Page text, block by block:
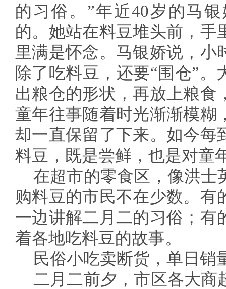
的习俗。”年近40岁的马
的。她站在料豆堆头前，手
里满是怀念。马银娇说，小
除了吃料豆，还要“围仓”
出粮仓的形状，再放上粮食
童年往事随着时光渐渐模糊
却一直保留了下来。如今每
料豆，既是尝鲜，也是对童
在超市的零食区，像洪士
购料豆的市民不在少数。有
一边讲解二月二的习俗；有
着各地吃料豆的故事。
民俗小吃卖断货，单日销
二月二前夕，市区各大商